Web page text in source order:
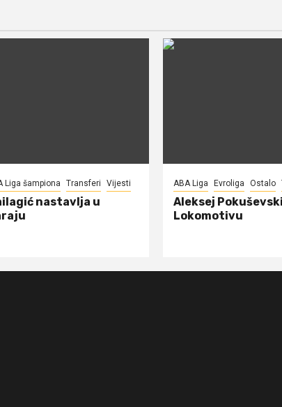
Liga šampiona Transferi Vijesti
nastavlja u
ABA Liga Evroliga Ostalo
Aleksej
Lokomotivu